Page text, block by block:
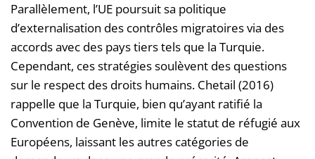
Parallèlement, l’UE poursuit sa politique
d’externalisation des contrôles migratoires via des
accords avec des pays tiers tels que la Turquie.
Cependant, ces stratégies soulèvent des questions
sur le respect des droits humains. Chetail (2016)
rappelle que la Turquie, bien qu’ayant ratifié la
Convention de Genève, limite le statut de réfugié aux
Européens, laissant les autres catégories de